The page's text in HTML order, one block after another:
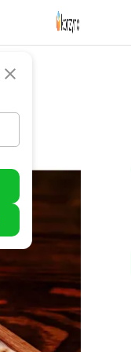
close